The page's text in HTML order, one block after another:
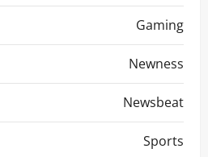
Gaming
Newness
Newsbeat
Sports